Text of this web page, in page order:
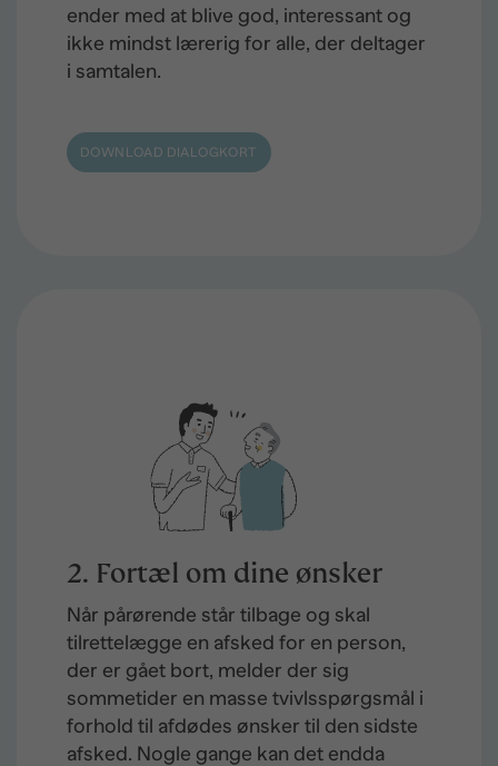
ender med at blive god, interessant og
ikke mindst lærerig for alle, der deltager
i samtalen.
DOWNLOAD DIALOGKORT
2. Fortæl om dine ønsker
Når pårørende står tilbage og skal
tilrettelægge en afsked for en person,
der er gået bort, melder der sig
sommetider en masse tvivlsspørgsmål i
forhold til afdødes ønsker til den sidste
afsked. Nogle gange kan det endda